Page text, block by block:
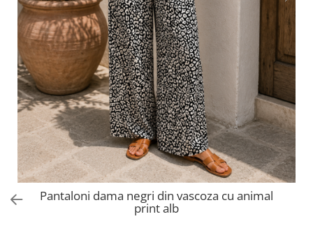
Tricouri si topuri
Rochii de eveniment
Pantaloni dama negri din vascoza cu animal
print alb